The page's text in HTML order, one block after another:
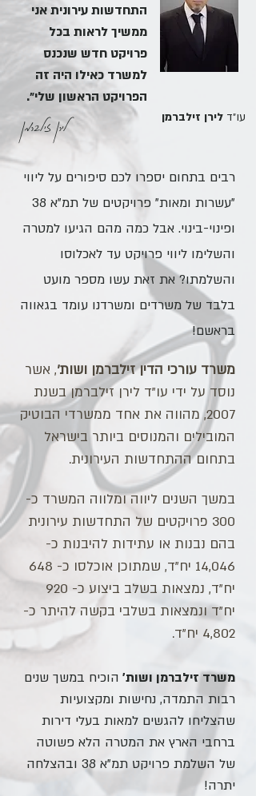
התחדשות עירונית אני
ממשיך לראות בכל
פרויקט חדש שנכנס
למשרד כאילו היה זה
הפרויקט הראשון שלי״.
לירן זילברמן עו״ד לירן זילברמן
רבים בתחום יספרו לכם סיפורים על ליווי
"עשרות ומאות" פרויקטים של תמ"א 38
ופינוי-בינוי. אבל כמה מהם הגיעו למטרה
והשלימו ליווי פרויקט עד לאכלוסו
והשלמתו? את זאת עשו מספר מועט
בלבד של משרדים ומשרדנו עומד בגאווה
בראשם!
משרד עורכי הדין זילברמן ושות', אשר
נוסד על ידי עו"ד לירן זילברמן בשנת
2007, מהווה את אחד ממשרדי הבוטיק
המובילים והמנוסים ביותר בישראל
בתחום ההתחדשות העירונית.
במשך השנים ליווה ומלווה המשרד כ-
300 פרויקטים של התחדשות עירונית
בהם נבנות או עתידות להיבנות כ-
14,046 יח"ד, שמתוכן אוכלסו כ- 648
יח"ד, נמצאות בשלב ביצוע כ- 920
יח"ד ונמצאות בשלבי בקשה להיתר כ-
4,802 יח"ד.
משרד זילברמן ושות' הוכיח במשך שנים
רבות התמדה, נחישות ומקצועיות
שהצליחו להגשים למאות בעלי דירות
ברחבי הארץ את המטרה הלא פשוטה
של השלמת פרויקט תמ"א 38 ובהצלחה
יתרה!